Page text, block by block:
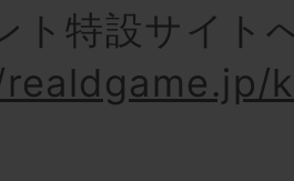
ト特設サイト